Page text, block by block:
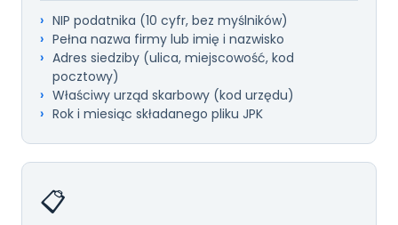
NIP podatnika (10 cyfr, bez myślników)
Pełna nazwa firmy lub imię i nazwisko
Adres siedziby (ulica, miejscowość, kod
pocztowy)
Właściwy urząd skarbowy (kod urzędu)
Rok i miesiąc składanego pliku JPK
📋